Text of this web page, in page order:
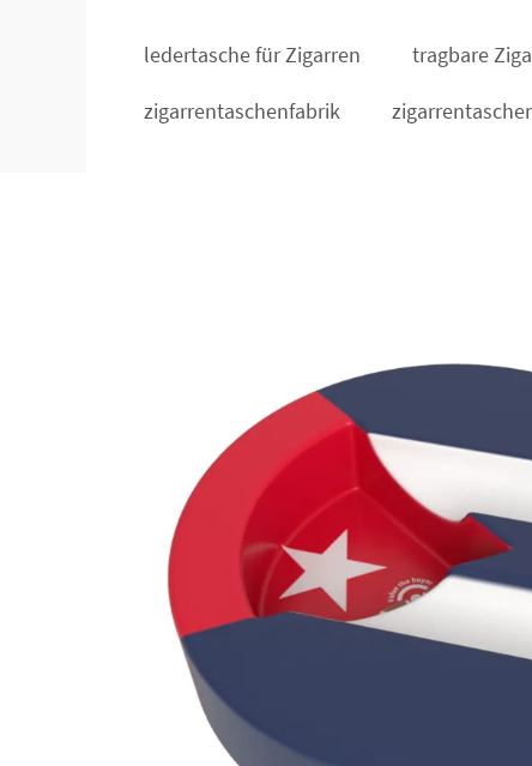
ledertasche für Zigarren tragbare
zigarrentaschenfabrik